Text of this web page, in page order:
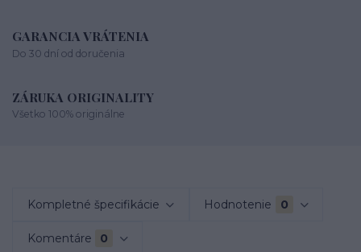
GARANCIA VRÁTENIA
Do 30 dní od doručenia
ZÁRUKA ORIGINALITY
Všetko 100% originálne
Kompletné špecifikácie Hodnotenie 0
Komentáre 0